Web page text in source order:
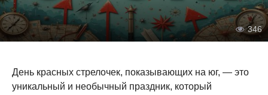
346
День красных стрелочек, показывающих на юг, — это
уникальный и необычный праздник, который